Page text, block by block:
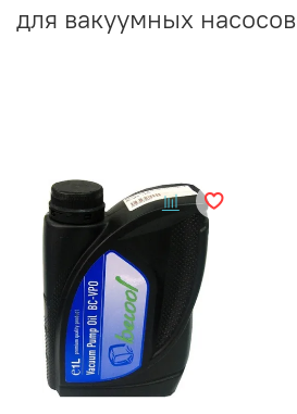
для вакуумных насосов